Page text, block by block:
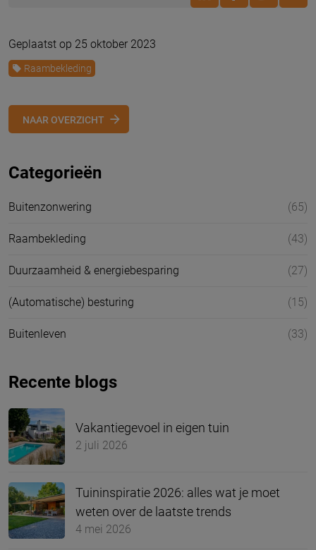
Geplaatst op 25 oktober 2023
Raambekleding
NAAR OVERZICHT
Categorieën
Buitenzonwering (65)
Raambekleding (43)
Duurzaamheid & energiebesparing (27)
(Automatische) besturing (15)
Buitenleven (33)
Recente blogs
Vakantiegevoel in eigen tuin
2 juli 2026
Tuininspiratie 2026: alles wat je moet
weten over de laatste trends
4 mei 2026